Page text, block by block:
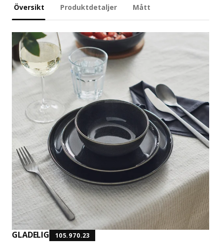
Översikt Produktdetaljer Mått
GLADELIG 105.970.23